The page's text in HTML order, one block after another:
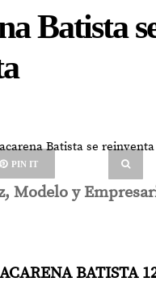
Batista
PIN IT
Modelo y